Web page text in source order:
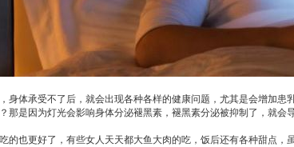
体承受不了后，就会出现各种各样的健康问题，尤其是会增加患
是因为灯光会影响身体分泌褪黑素，褪黑素分泌被抑制了，就会
也更好了，有些女人天天都大鱼大肉的吃，饭后还有各种甜点，